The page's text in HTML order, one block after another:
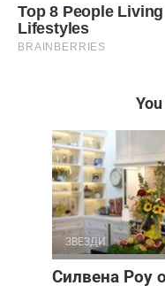
ЗВЕЗДИ
Силвена Роу